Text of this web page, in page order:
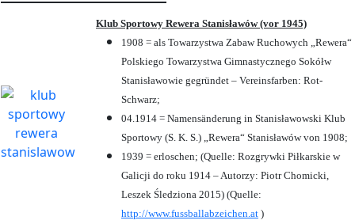
Klub Sportowy Rewera Stanisławów (vor 1945)
1908 = als Towarzystwa Zabaw Ruchowych „Rewera“
Polskiego Towarzystwa Gimnastycznego Sokółw
Stanisławowie gegründet – Vereinsfarben: Rot-
Schwarz;
04.1914 = Namensänderung in Stanisławowski Klub
Sportowy (S. K. S.) „Rewera“ Stanisławów von 1908;
1939 = erloschen; (Quelle: Rozgrywki Piłkarskie w
Galicji do roku 1914 – Autorzy: Piotr Chomicki,
Leszek Śledziona 2015) (Quelle:
http://www.fussballabzeichen.at )